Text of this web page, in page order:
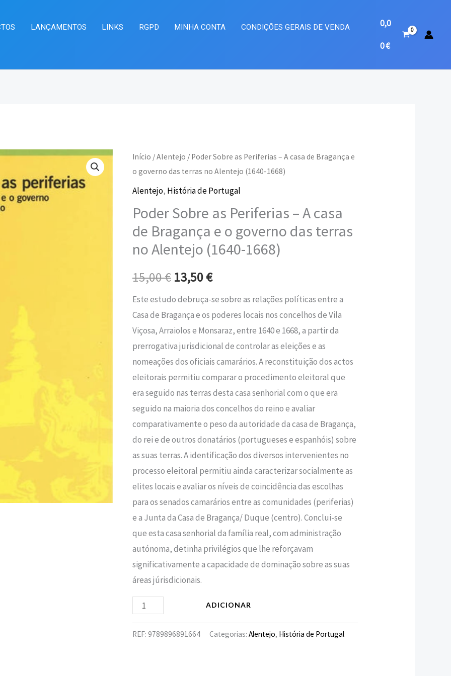
LANÇAMENTOS LINKS RGPD MINHA CONTA
CONDIÇÕES GERAIS DE VENDA
0,0
0€
Início /Alentejo / Poder Sobre as Periferias – A casa de Bragança e
o governo das terras no Alentejo (1640-1668)
Alentejo, História de Portugal
Poder Sobre as Periferias – A casa
de Bragança e o governo das terras
no Alentejo (1640-1668)
15,00€
O
preço
original
era:
15,00 €.
13,50€
O
preço
atual
é:
13,50 €.
Este estudo debruça-se sobre as relações políticas entre a
Casa de Bragança e os poderes locais nos concelhos de Vila
Viçosa, Arraiolos e Monsaraz, entre 1640 e 1668, a partir da
prerrogativa jurisdicional de controlar as eleições e as
nomeações dos oficiais camarários. A reconstituição dos actos
eleitorais permitiu comparar o procedimento eleitoral que
era seguido nas terras desta casa senhorial com o que era
seguido na maioria dos concelhos do reino e avaliar
comparativamente o peso da autoridade da casa de Bragança,
do rei e de outros donatários (portugueses e espanhóis) sobre
as suas terras. A identificação dos diversos intervenientes no
processo eleitoral permitiu ainda caracterizar socialmente as
elites locais e avaliar os níveis de coincidência das escolhas
para os senados camarários entre as comunidades (periferias)
e a Junta da Casa de Bragança/ Duque (centro). Conclui-se
que esta casa senhorial da família real, com administração
autónoma, detinha privilégios que lhe reforçavam
significativamente a capacidade de dominação sobre as suas
áreas júrisdicionais.
Quantidade
de
Poder
as
Periferias
-
casa
de
Bragança
e
o
governo
das
terras
no
Alentejo
(1640-
1668)
ADICIONAR
REF: 9789896891664 Categorias: Alentejo, História de Portugal